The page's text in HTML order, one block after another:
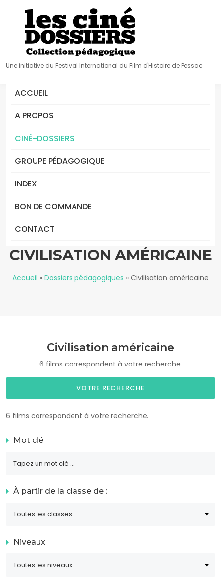
Une initiative du Festival International du Film d'Histoire de Pessac
ACCUEIL
A PROPOS
CINÉ-DOSSIERS
GROUPE PÉDAGOGIQUE
INDEX
BON DE COMMANDE
CONTACT
CIVILISATION AMÉRICAINE
Accueil » Dossiers pédagogiques » Civilisation américaine
Civilisation américaine
6 films correspondent à votre recherche.
VOTRE RECHERCHE
6 films correspondent à votre recherche.
Mot clé
À partir de la classe de :
Niveaux